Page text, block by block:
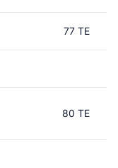
77 TE
80 TE